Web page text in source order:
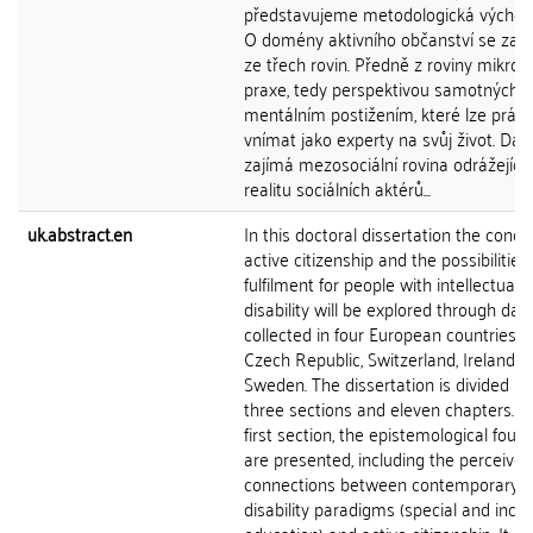
představujeme metodologická
O domény aktivního občanství se
ze třech rovin. Předně z roviny
praxe, tedy perspektivou samotných
mentálním postižením, které lze
vnímat jako experty na svůj život.
zajímá mezosociální rovina odrážející
realitu sociálních aktérů...
uk.abstract.en
In this doctoral dissertation the
active citizenship and the
fulfilment for people with intellectual
disability will be explored through
collected in four European countries
Czech Republic, Switzerland, Ireland
Sweden. The dissertation is divided
three sections and eleven chapters.
first section, the epistemological
are presented, including the perceived
connections between contemporary
disability paradigms (special and